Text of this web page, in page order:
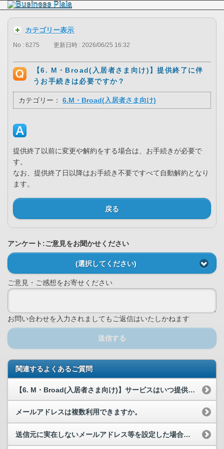
カテゴリー表示
No : 6275 更新日時 : 2026/06/25 16:32
【6. M・Broad(入居者さま向け)】提供終了に伴
うお手続きは必要ですか？
カテゴリー： 6.M・Broad(入居者さま向け)
提供終了以前に変更や解約をする場合は、お手続きが必要で
す。
なお、提供終了日以降はお手続き不要ですべて自動解約となり
ます。
戻る
アンケート:ご意見をお聞かせください
(選択してください)
ご意見・ご感想をお寄せください
お問い合わせを入力されましてもご返信はいたしかねます
送信する
関連するよくあるご質問
【6. M・Broad(入居者さま向け)】サービスはいつ提供終了しますか？
メールアドレスは複数利用できますか。
送信元に実在しないメールアドレス等を設定した場合の挙動を教えてください。